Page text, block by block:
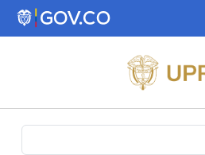
Pasar al contenido principal